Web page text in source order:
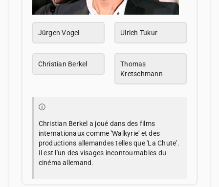
Jürgen Vogel Ulrich Tukur
Christian Berkel
Thomas
Kretschmann
ⓘ
Christian Berkel a joué dans des films
internationaux comme 'Walkyrie' et des
productions allemandes telles que 'La Chute'.
Il est l'un des visages incontournables du
cinéma allemand.